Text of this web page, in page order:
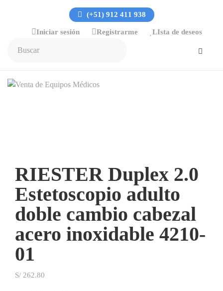
(+51) 912 411 938
Iniciar sesión Registrarme LIsta de deseos
RIESTER Duplex 2.0
Estetoscopio adulto
doble cambio cabezal
acero inoxidable 4210-
01
S/ 262.80